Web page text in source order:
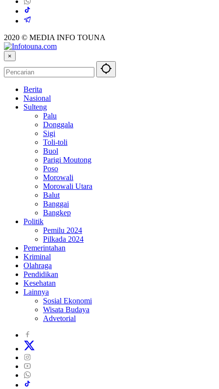
2020 © MEDIA INFO TOUNA
×
Berita
Nasional
Sulteng
Palu
Donggala
Sigi
Toli-toli
Buol
Parigi Moutong
Poso
Morowali
Morowali Utara
Balut
Banggai
Bangkep
Politik
Pemilu 2024
Pilkada 2024
Pemerintahan
Kriminal
Olahraga
Pendidikan
Kesehatan
Lainnya
Sosial Ekonomi
Wisata Budaya
Advetorial